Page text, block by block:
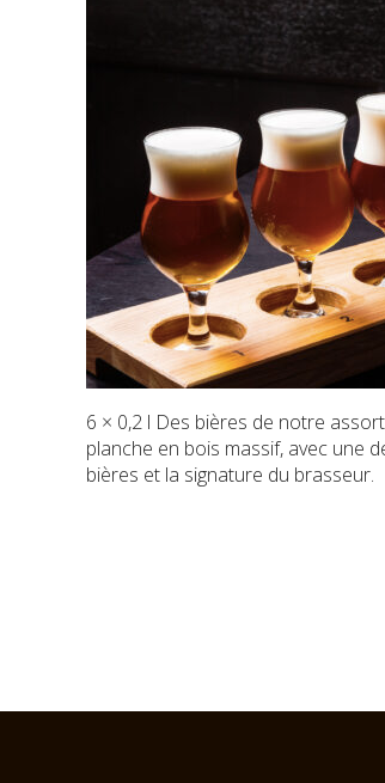
6 × 0,2 l Des bières de notre
planche en bois massif, avec une
bières et la signature du brasseur.